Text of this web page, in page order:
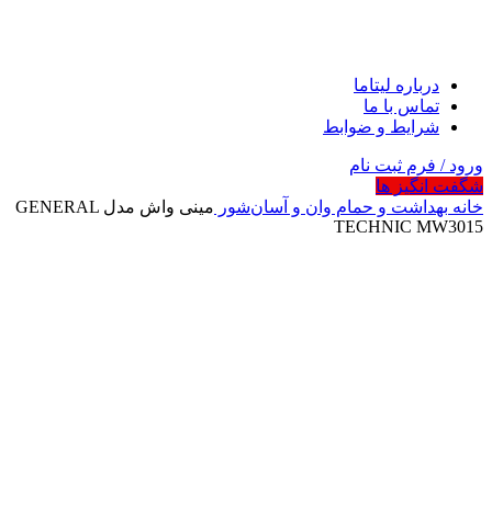
درباره لیتاما
تماس با ما
شرایط و ضوابط
ورود / فرم ثبت نام
شگفت انگیز ها
خانه بهداشت و حمام وان و آسان‌شور
مینی واش مدل GENERAL
TECHNIC MW3015